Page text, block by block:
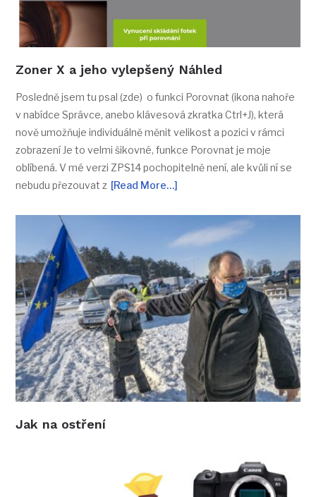
Zoner X a jeho vylepšený Náhled
Posledně jsem tu psal (zde) o funkci Porovnat (ikona nahoře
v nabídce Správce, anebo klávesová zkratka Ctrl+J), která
nově umožňuje individuálně měnit velikost a pozici v rámci
zobrazení Je to velmi šikovné, funkce Porovnat je moje
oblíbená. V mé verzi ZPS14 pochopitelně není, ale kvůli ní se
nebudu přezouvat z [Read More…]
Jak na ostření